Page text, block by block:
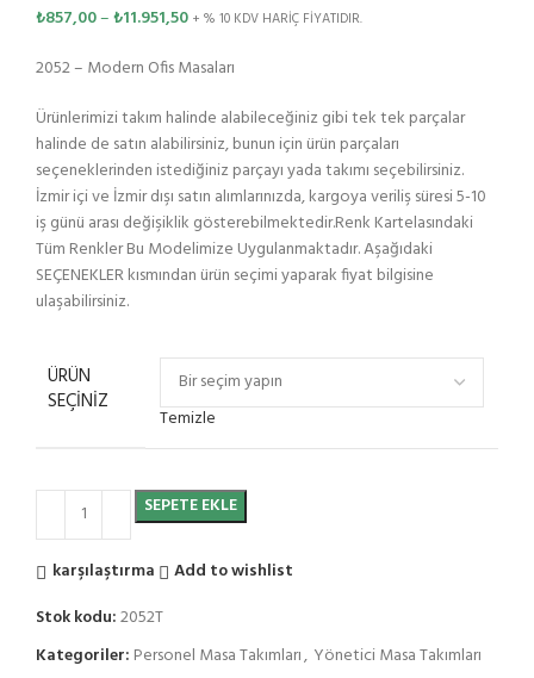
₺857,00–₺11.951,50 + % 10 KDV HARİÇ FİYATIDIR.
2052 – Modern Ofis Masaları
Ürünlerimizi takım halinde alabileceğiniz gibi tek tek parçalar
halinde de satın alabilirsiniz, bunun için ürün parçaları
seçeneklerinden istediğiniz parçayı yada takımı seçebilirsiniz.
İzmir içi ve İzmir dışı satın alımlarınızda, kargoya veriliş süresi 5-10
iş günü arası değişiklik gösterebilmektedir.Renk Kartelasındaki
Tüm Renkler Bu Modelimize Uygulanmaktadır. Aşağıdaki
SEÇENEKLER kısmından ürün seçimi yaparak fiyat bilgisine
ulaşabilirsiniz.
ÜRÜN
SEÇINIZ
Temizle
SEPETE EKLE
karşılaştırma
Add to wishlist
Stok kodu:2052T
Kategoriler: Personel Masa Takımları, Yönetici Masa Takımları